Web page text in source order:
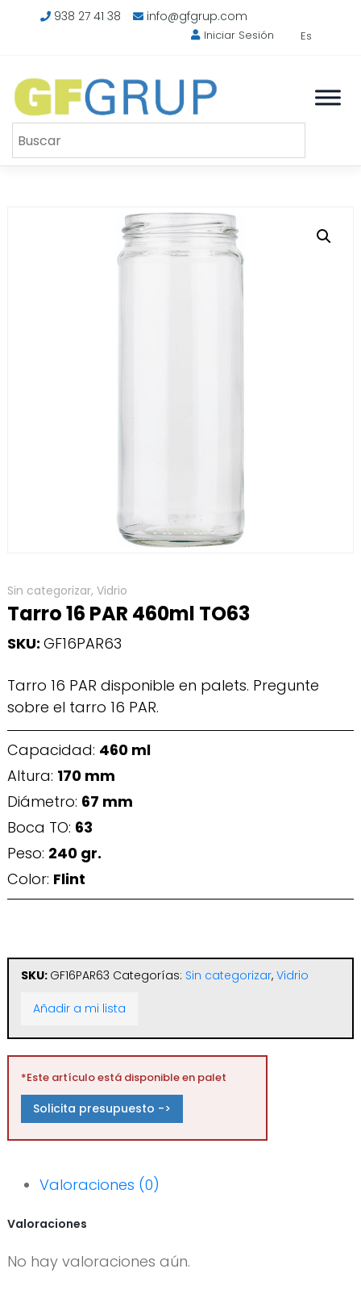
938 27 41 38 info@gfgrup.com
Es
Iniciar Sesión
Sin categorizar, Vidrio
Tarro 16 PAR 460ml TO63
SKU: GF16PAR63
Tarro 16 PAR disponible en palets. Pregunte
sobre el tarro 16 PAR.
Capacidad: 460 ml
Altura: 170 mm
Diámetro: 67 mm
Boca TO: 63
Peso: 240 gr.
Color: Flint
SKU: GF16PAR63 Categorías: Sin categorizar, Vidrio
Añadir a mi lista
*Este artículo está disponible en palet
Solicita presupuesto ->
Valoraciones (0)
Valoraciones
No hay valoraciones aún.